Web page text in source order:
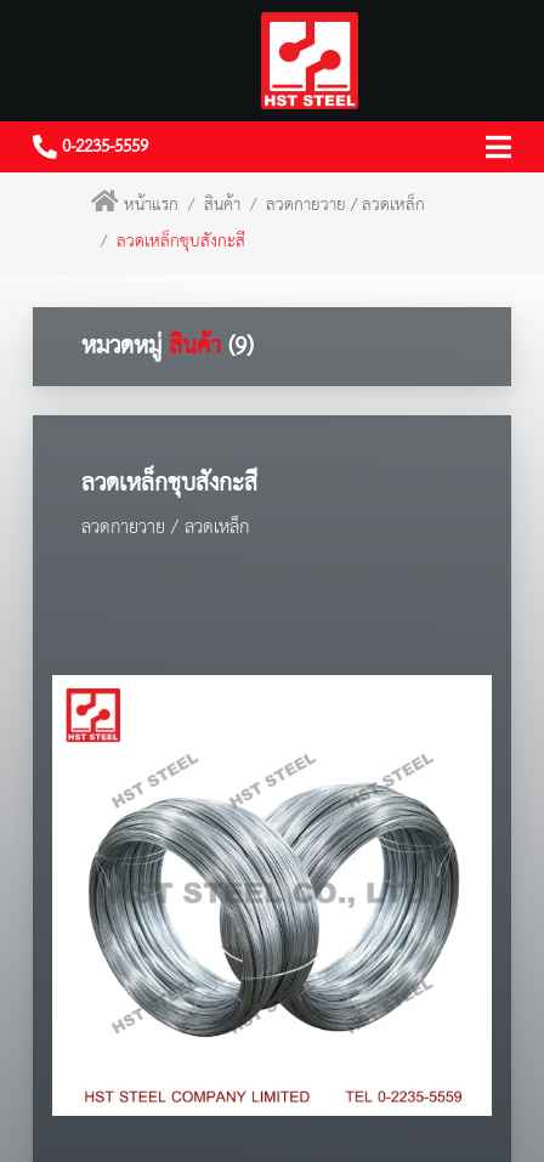
0-2235-5559
หน้าแรก
สินค้า
ลวดกายวาย / ลวดเหล็ก
ลวดเหล็กชุบสังกะสี
หมวดหมู่สินค้า(9)
ลวดเหล็กชุบสังกะสี
ลวดกายวาย / ลวดเหล็ก